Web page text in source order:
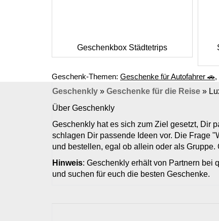
Geschenkbox Städtetrips
Geschenk-Themen: Geschenke für Autofahrer 🚗,
Geschenkly » Geschenke für die Reise »
Über Geschenkly
Geschenkly hat es sich zum Ziel gesetzt, Dir
schlagen Dir passende Ideen vor. Die Frage
und bestellen, egal ob allein oder als
Hinweis: Geschenkly erhält von Partnern bei
und suchen für euch die besten Geschenke.